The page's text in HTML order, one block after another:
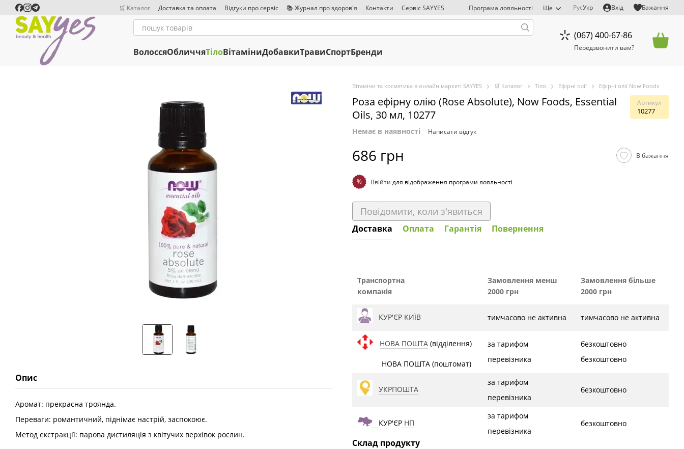
Перейти до основного контенту🛒 Каталог Доставка та оплата Відгуки про сервіс 📚 Журнал про здоров'я Контакти Сервіс SAYYES Програма лояльності Ще РусУкр Вхід Бажання
ВолоссяОбличчяТілоВітаміниДобавкиТравиСпортБренди
(067) 400-67-86
Передзвонити вам?
Опис
Аромат: прекрасна троянда.
Переваги: романтичний, піднімає настрій, заспокоює.
Метод екстракції: парова дистиляція з квітучих верхівок рослин.
Вітаміни та косметика в онлайн маркеті SAYYES 🛒 Каталог Тіло Ефірні олії Ефірні олії Now Foods
Роза ефірну олію (Rose Absolute), Now Foods, Essential
Oils, 30 мл, 10277
Артикул
10277
Немає в наявності Написати відгук
686 грн В бажання
% Ввійти для відображення програми лояльності
Повідомити, коли з'явиться
Доставка Оплата Гарантія Повернення
Транспортна
компанія
Замовлення менш
2000 грн
Замовлення більше
2000 грн
КУР'ЄР КИЇВ тимчасово не активна тимчасово не активна
НОВА ПОШТА (відділення)
НОВА ПОШТА (поштомат)
за тарифом
перевізника
безкоштовно
безкоштовно
УКРПОШТА
за тарифом
перевізника
безкоштовно
КУР'ЄР НП
за тарифом
перевізника
безкоштовно
Склад продукту